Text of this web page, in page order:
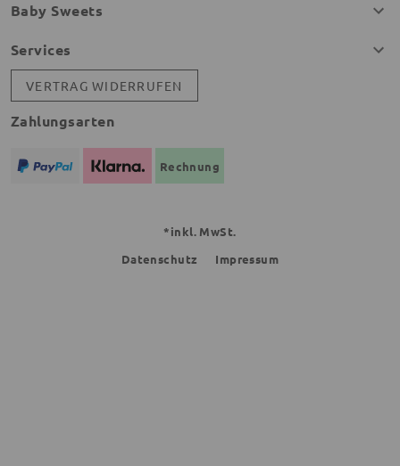
Baby Sweets
Services
VERTRAG WIDERRUFEN
Zahlungsarten
Rechnung
*inkl. MwSt.
Datenschutz
Impressum